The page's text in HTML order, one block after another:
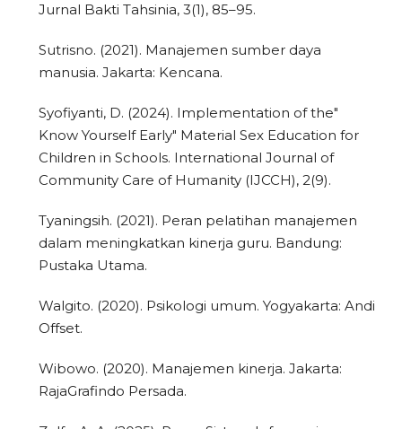
Jurnal Bakti Tahsinia, 3(1), 85–95.
Sutrisno. (2021). Manajemen sumber daya
manusia. Jakarta: Kencana.
Syofiyanti, D. (2024). Implementation of the"
Know Yourself Early" Material Sex Education for
Children in Schools. International Journal of
Community Care of Humanity (IJCCH), 2(9).
Tyaningsih. (2021). Peran pelatihan manajemen
dalam meningkatkan kinerja guru. Bandung:
Pustaka Utama.
Walgito. (2020). Psikologi umum. Yogyakarta: Andi
Offset.
Wibowo. (2020). Manajemen kinerja. Jakarta:
RajaGrafindo Persada.